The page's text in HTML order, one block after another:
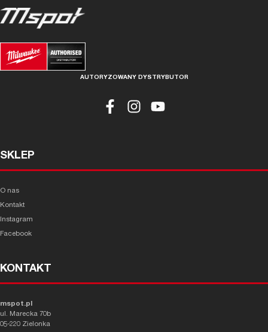
AUTORYZOWANY DYSTRYBUTOR
SKLEP
O nas
Kontakt
Instagram
Facebook
KONTAKT
mspot.pl
ul. Marecka 70b
05-220 Zielonka